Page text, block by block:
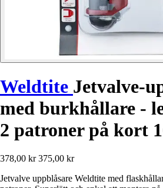
Weldtite Jetvalve-
med burkhållare -
2 patroner på kort
378,00 kr 375,00 kr
Jetvalve uppblåsare Weldtite med